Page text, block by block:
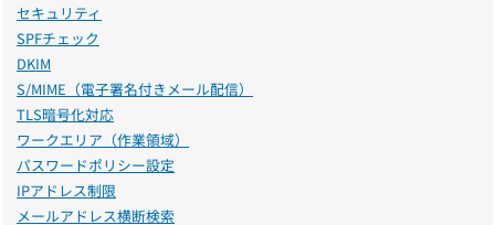
セキュリティ
SPFチェック
DKIM
S/MIME（電子署名付きメール配信）
TLS暗号化対応
ワークエリア（作業領域）
パスワードポリシー設定
IPアドレス制限
メールアドレス横断検索